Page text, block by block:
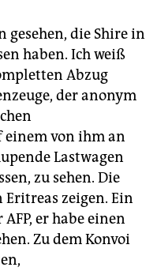
gesehen, die Shire in
haben. Ich weiß
Abzug
der anonym
einem von ihm an
Lastwagen
zu sehen. Die
Eritreas zeigen. Ein
er habe einen
Zu dem Konvoi